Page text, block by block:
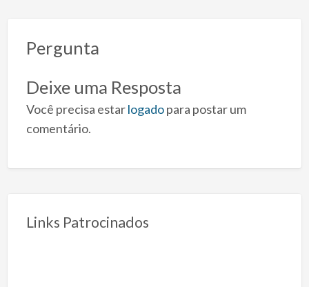
Pergunta
Deixe uma Resposta
Você precisa estarlogadopara postar um
comentário.
Links Patrocinados